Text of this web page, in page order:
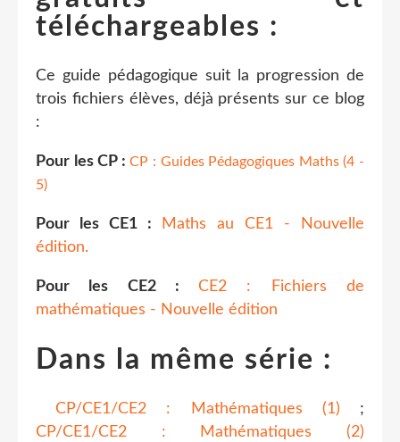
téléchargeables :
Ce guide pédagogique suit la progression de
trois fichiers élèves, déjà présents sur ce blog
:
Pour les CP :CP : Guides Pédagogiques Maths (4 -
5)
Pour les CE1 :
Maths au CE1 - Nouvelle
édition.
Pour les CE2 :CE2 : Fichiers de
mathématiques - Nouvelle édition
Dans la même série :
CP/CE1/CE2 : Mathématiques (1) ;
CP/CE1/CE2 : Mathématiques (2)